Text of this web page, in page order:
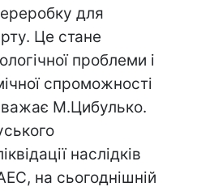
для
Це стане
проблеми і
спроможності
М.Цибулько.
наслідків
на сьогоднішній